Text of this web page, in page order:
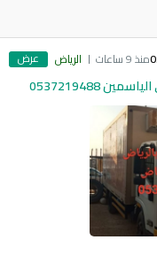
منذ 9 ساعات الرياض عرض
0537219488